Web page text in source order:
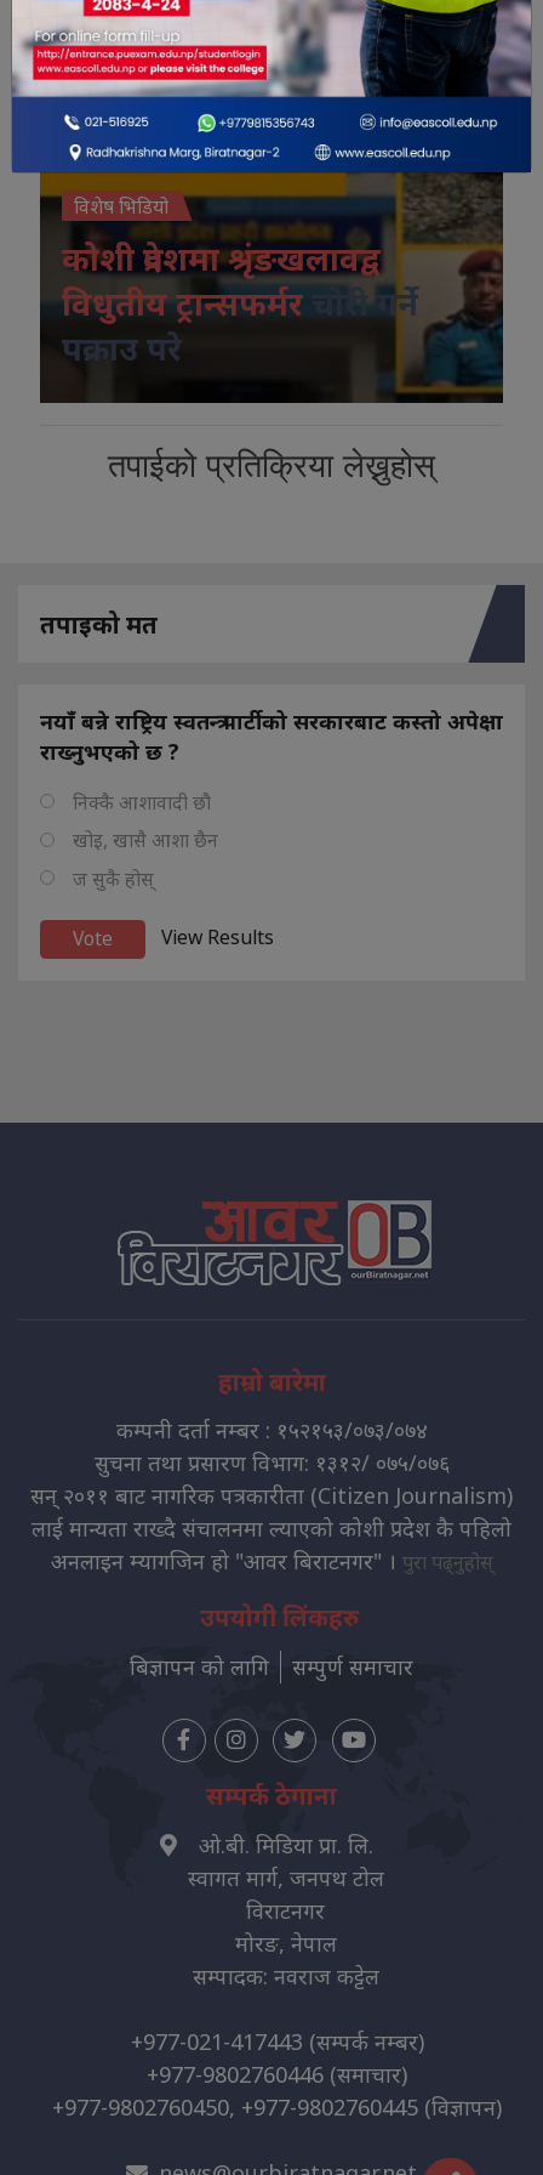
विशेष भिडियो
कोशी प्रदेशमा श्रृंङखलावद्व
विधुतीय ट्रान्सफर्मर
चोरी गर्ने
पक्राउ परे
तपाईको प्रतिक्रिया लेख्नुहोस्
तपाइको मत
नयाँ बन्ने राष्ट्रिय स्वतन्त्र पार्टीको सरकारबाट कस्तो अपेक्षा
राख्नुभएको छ ?
निक्कै आशावादी छौ
खोइ, खासै आशा छैन
ज सुकै होस्
View Results
हाम्रो बारेमा
कम्पनी दर्ता नम्बर : १५२१५३/०७३/०७४
सुचना तथा प्रसारण विभाग: १३१२/ ०७५/०७६
सन् २०११ बाट नागरिक पत्रकारीता (Citizen Journalism)
लाई मान्यता राख्दै संचालनमा ल्याएको कोशी प्रदेश कै पहिलो
अनलाइन म्यागजिन हो "आवर बिराटनगर" । पुरा पढ्नुहोस्
उपयोगी लिंकहरु
बिज्ञापन को लागि सम्पुर्ण समाचार
सम्पर्क ठेगाना
ओ.बी. मिडिया प्रा. लि.
स्वागत मार्ग, जनपथ टोल
विराटनगर
मोरङ, नेपाल
सम्पादक: नवराज कट्टेल
+977-021-417443 (सम्पर्क नम्बर)
+977-9802760446 (समाचार)
+977-9802760450, +977-9802760445 (विज्ञापन)